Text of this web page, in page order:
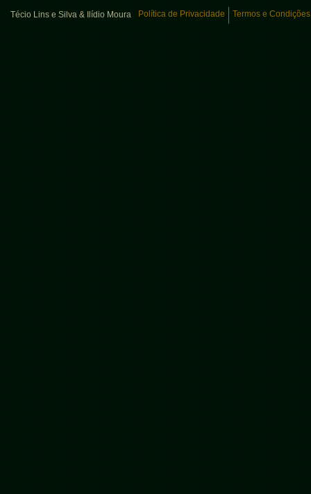
Técio Lins e Silva & Ilídio Moura Política de Privacidade Termos e